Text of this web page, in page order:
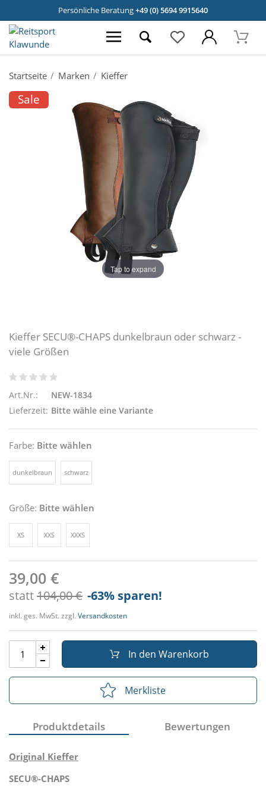
Persönliche Beratung+49 (0) 5694 9915640
Startseite Marken Kieffer
Sale
Tap to expand
Kieffer SECU®-CHAPS dunkelbraun oder schwarz -
viele Größen
Art.Nr.:
NEW-1834
Lieferzeit: Bitte wähle eine Variante
Farbe: Bitte wählen
dunkelbraun schwarz
Größe: Bitte wählen
XS XXS XXXS
39,00 €
statt104,00 € -63% sparen!
inkl. ges. MwSt. zzgl. Versandkosten
In den Warenkorb
Merkliste
Produktdetails Bewertungen
Original Kieffer
SECU®-CHAPS